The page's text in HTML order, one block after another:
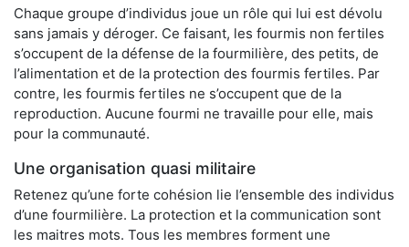
Chaque groupe d’individus joue un rôle qui lui est dévolu
sans jamais y déroger. Ce faisant, les fourmis non fertiles
s’occupent de la défense de la fourmilière, des petits, de
l’alimentation et de la protection des fourmis fertiles. Par
contre, les fourmis fertiles ne s’occupent que de la
reproduction. Aucune fourmi ne travaille pour elle, mais
pour la communauté.
Une organisation quasi militaire
Retenez qu’une forte cohésion lie l’ensemble des individus
d’une fourmilière. La protection et la communication sont
les maitres mots. Tous les membres forment une